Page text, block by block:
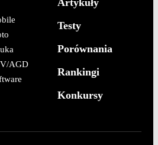
AGD
Testy
Porównania
Rankingi
Konkursy